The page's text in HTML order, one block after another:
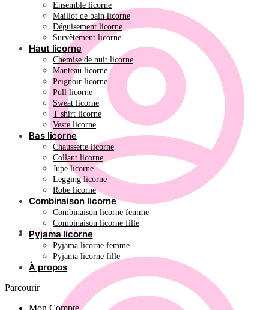
F.A.Q / Contact
Ensemble licorne
Maillot de bain licorne
Déguisement licorne
Survêtement licorne
Haut licorne
Chemise de nuit licorne
Manteau licorne
Peignoir licorne
Pull licorne
Sweat licorne
T shirt licorne
Veste licorne
Bas licorne
Chaussette licorne
Collant licorne
Jupe licorne
Legging licorne
Robe licorne
Combinaison licorne
Combinaison licorne femme
Combinaison licorne fille
Pyjama licorne
Pyjama licorne femme
Pyjama licorne fille
À propos
Parcourir
Mon Compte